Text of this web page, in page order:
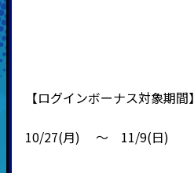
【ログインボーナス対象期間】
10/27(月) ～ 11/9(日)